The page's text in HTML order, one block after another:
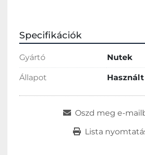
Specifikációk
Gyártó Nutek
Állapot Használt
Oszd meg e-
Lista